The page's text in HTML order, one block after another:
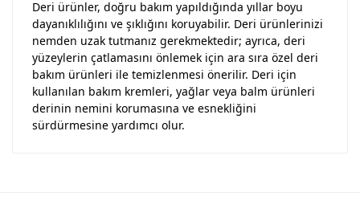
Deri ürünler, doğru bakım yapıldığında yıllar boyu
dayanıklılığını ve şıklığını koruyabilir. Deri ürünlerinizi
nemden uzak tutmanız gerekmektedir; ayrıca, deri
yüzeylerin çatlamasını önlemek için ara sıra özel deri
bakım ürünleri ile temizlenmesi önerilir. Deri için
kullanılan bakım kremleri, yağlar veya balm ürünleri
derinin nemini korumasına ve esnekliğini
sürdürmesine yardımcı olur.